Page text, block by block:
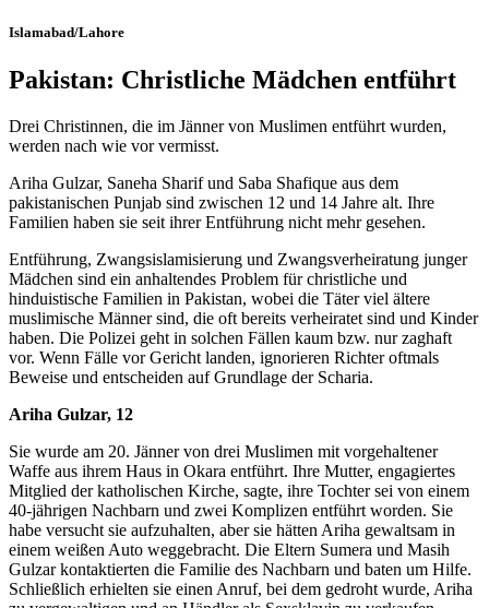
Islamabad/Lahore
Pakistan: Christliche Mädchen entführt
Drei Christinnen, die im Jänner von Muslimen entführt wurden,
werden nach wie vor vermisst.
Ariha Gulzar, Saneha Sharif und Saba Shafique aus dem
pakistanischen Punjab sind zwischen 12 und 14 Jahre alt. Ihre
Familien haben sie seit ihrer Entführung nicht mehr gesehen.
Entführung, Zwangsislamisierung und Zwangsverheiratung junger
Mädchen sind ein anhaltendes Problem für christliche und
hinduistische Familien in Pakistan, wobei die Täter viel ältere
muslimische Männer sind, die oft bereits verheiratet sind und Kinder
haben. Die Polizei geht in solchen Fällen kaum bzw. nur zaghaft
vor. Wenn Fälle vor Gericht landen, ignorieren Richter oftmals
Beweise und entscheiden auf Grundlage der Scharia.
Ariha Gulzar, 12
Sie wurde am 20. Jänner von drei Muslimen mit vorgehaltener
Waffe aus ihrem Haus in Okara entführt. Ihre Mutter, engagiertes
Mitglied der katholischen Kirche, sagte, ihre Tochter sei von einem
40-jährigen Nachbarn und zwei Komplizen entführt worden. Sie
habe versucht sie aufzuhalten, aber sie hätten Ariha gewaltsam in
einem weißen Auto weggebracht. Die Eltern Sumera und Masih
Gulzar kontaktierten die Familie des Nachbarn und baten um Hilfe.
Schließlich erhielten sie einen Anruf, bei dem gedroht wurde, Ariha